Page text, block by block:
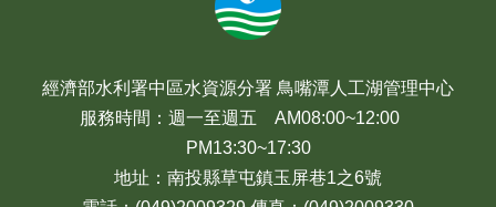
經濟部水利署中區水資源分署 鳥嘴潭人工湖管理中心
服務時間：週一至週五 AM08:00~12:00
PM13:30~17:30
地址：南投縣草屯鎮玉屏巷1之6號